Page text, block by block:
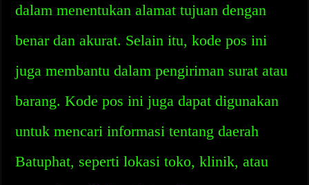
dalam menentukan alamat tujuan dengan
benar dan akurat. Selain itu, kode pos ini
juga membantu dalam pengiriman surat atau
barang. Kode pos ini juga dapat digunakan
untuk mencari informasi tentang daerah
Batuphat, seperti lokasi toko, klinik, atau